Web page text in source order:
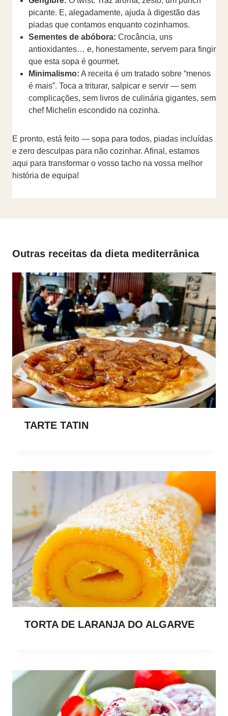
picante. E, alegadamente, ajuda à digestão das
piadas que contamos enquanto cozinhamos.
Sementes de abóbora: Crocância, uns
antioxidantes… e, honestamente, servem para fingir
que esta sopa é gourmet.
Minimalismo: A receita é um tratado sobre “menos
é mais”. Toca a triturar, salpicar e servir — sem
complicações, sem livros de culinária gigantes, sem
chef Michelin escondido na cozinha.
E pronto, está feito — sopa para todos, piadas incluídas
e zero desculpas para não cozinhar. Afinal, estamos
aqui para transformar o vosso tacho na vossa melhor
história de equipa!
Outras receitas da dieta mediterrânica
TARTE TATIN
TORTA DE LARANJA DO ALGARVE